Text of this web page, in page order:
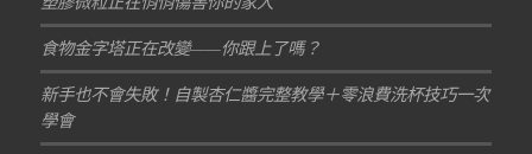
食物金字塔正在改變——你跟上了嗎？
新手也不會失敗！自製杏仁醬完整教學＋零浪費洗杯技巧一次
學會